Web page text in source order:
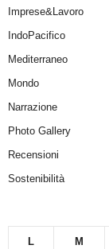
Imprese&Lavoro
IndoPacifico
Mediterraneo
Mondo
Narrazione
Photo Gallery
Recensioni
Sostenibilità
L M